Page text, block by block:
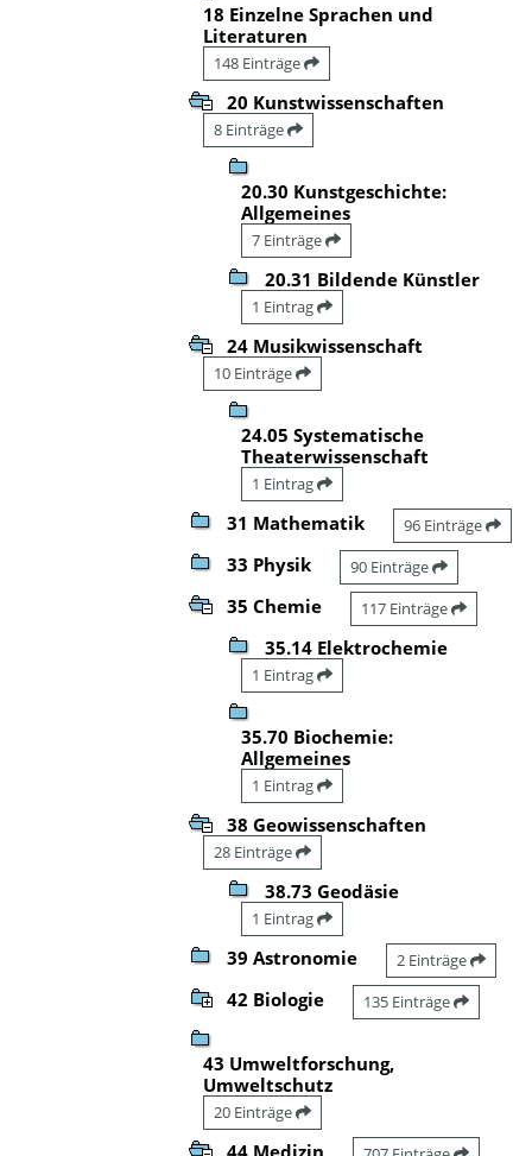
18 Einzelne Sprachen und
Literaturen
148 Einträge
20 Kunstwissenschaften
8 Einträge
20.30 Kunstgeschichte:
Allgemeines
7 Einträge
20.31 Bildende Künstler
1 Eintrag
24 Musikwissenschaft
10 Einträge
24.05 Systematische
Theaterwissenschaft
1 Eintrag
31 Mathematik 96 Einträge
33 Physik 90 Einträge
35 Chemie 117 Einträge
35.14 Elektrochemie
1 Eintrag
35.70 Biochemie:
Allgemeines
1 Eintrag
38 Geowissenschaften
28 Einträge
38.73 Geodäsie
1 Eintrag
39 Astronomie 2 Einträge
42 Biologie 135 Einträge
43 Umweltforschung,
Umweltschutz
20 Einträge
44 Medizin